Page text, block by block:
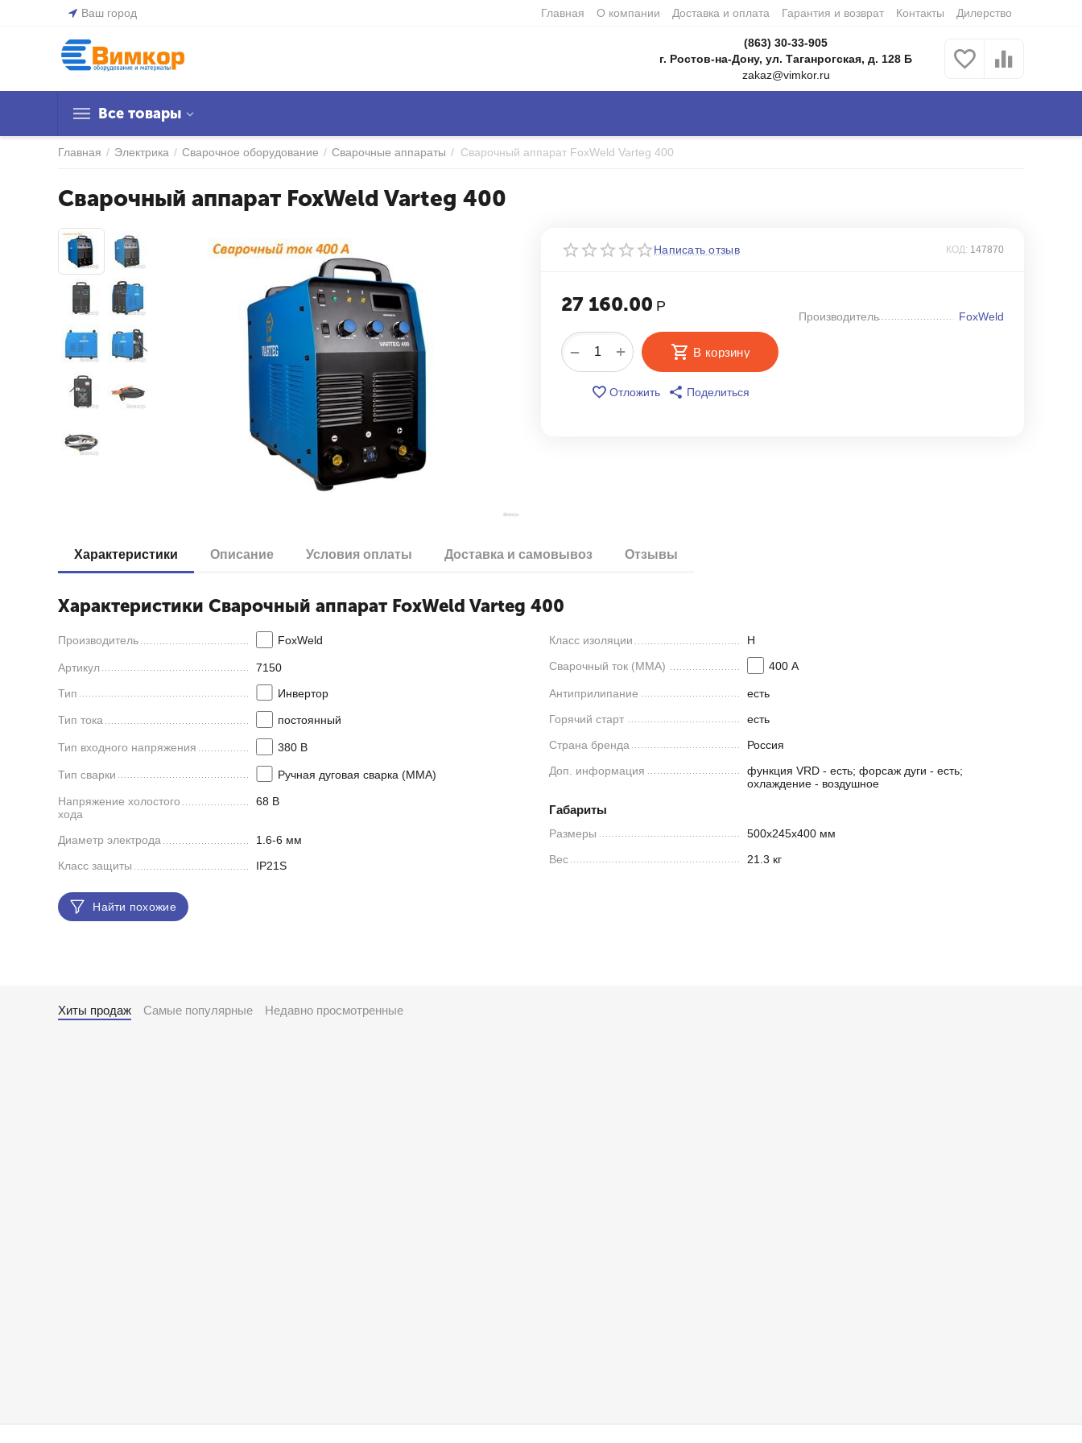
Ваш город Главная О компании Доставка и оплата Гарантия и возврат Контакты Дилерство
(863) 30-33-905
г. Ростов-на-Дону, ул. Таганрогская, д. 128 Б
zakaz@vimkor.ru
Все товары
Главная / Электрика / Сварочное оборудование / Сварочные аппараты / Сварочный аппарат FoxWeld Varteg 400
Сварочный аппарат FoxWeld Varteg 400
Написать отзыв КОД: 147870
27 160.00 Р
+
− В корзину
Отложить Поделиться
Производитель FoxWeld
Характеристики Описание Условия оплаты Доставка и самовывоз Отзывы
Характеристики Сварочный аппарат FoxWeld Varteg 400
Производитель FoxWeld
Артикул
7150
Тип
Инвертор
Тип тока постоянный
Тип входного напряжения 380 В
Тип сварки Ручная дуговая сварка (MMA)
Напряжение холостого
хода
68 В
Диаметр электрода
1.6-6 мм
Класс защиты
IP21S
Класс изоляции
H
Сварочный ток (MMA)
400 А
Антиприлипание
есть
Горячий старт
есть
Страна бренда
Россия
Доп. информация
функция VRD - есть; форсаж дуги - есть;
охлаждение - воздушное
Габариты
Размеры
500х245х400 мм
Вес
21.3 кг
Найти похожие
Хиты продаж Самые популярные Недавно просмотренные